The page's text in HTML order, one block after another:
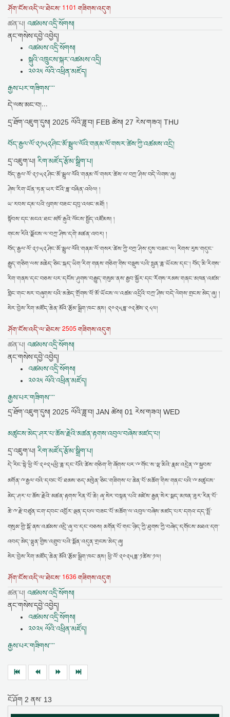
ཤོག་ངོས་འདི་ལ་ཐེངས་ 1101 གཟིགས་འདུག
ཚན་པ། འཚམས་འདྲི་སོགས།
ནང་གསེས་དབྱེ་འབྱེད།
འཚམས་འདྲི་སོགས།
སྐུའི་འཁྲུངས་སྐར་འཚམས་འདྲི།
༢༠༢༥ ལོའི་འཕྲིན་མཛོད།
རྒྱས་པར་གཟིགས་་་་
དེ་ལས་མང་བ།...
དྲ་ཐོག་འཇུག་དུས། 2025 ལོའི་ཟླ་བ། FEB ཚེས། 27 རེས་གཟའ། THU
བོད་རྒྱལ་ལོ་༢༡༥༢ཤིང་མོ་སྦྲུལ་ལོའི་གནམ་ལོ་གསར་ཚེས་ཀྱི་འཚམས་འདྲི།
དྲ་འཇུག་པ། རིག་མཛོད་རྩོམ་སྒྲིག་པ།
བོད་རྒྱལ་ལོ་༢༡༥༢ཤིང་མོ་སྦྲུལ་ལོའི་གནམ་ལོ་གསར་ཚེས་ལ་བཀྲ་ཤིས་བདེ་ལེགས་ཞུ།
ཤེས་རིག་ཡོན་ཏན་ཡར་ངོའི་ཟླ་བཞིན་འཕེལ། །
ཡ་རབས་དམ་པའི་ལུགས་བཟང་དབུ་འཕང་མཐོ། །
སྟོབས་དང་མངའ་ཐང་མཁོ་རྒུའི་ལོངས་སྤྱོད་འཛོམས། །
གངས་རིའི་ལྗོངས་ལ་བཀྲ་ཤིས་དགེ་མཚན་འབར། །
བོད་རྒྱལ་ལོ་༢༡༥༢ཤིང་མོ་སྦྲུལ་ལོའི་གནམ་ལོ་གསར་ཚེས་ཀྱི་བཀྲ་ཤིས་དུས་བཟང་ལ། རིགས་རུས་གདུང་
རྒྱུད་གཅིག་ལས་མཆེད་ཅིང་སྐད་ཡིག་རིག་གནས་གཅིག་གིས་བསྡུས་པའི་སྤུན་ཟླ་ཡོངས་དང་། བོད་མི་རིགས་
རིག་གནས་དང་བཅས་པར་དངོས་ཤུགས་བརྒྱུད་གསུམ་ནས་རྒྱབ་སྐྱོར་དང་རོགས་རམས་གནང་མཁན་འཛམ་
གླིང་གང་སར་བཞུགས་པའི་མཆེད་གྲོགས་ཕོ་མོ་ཡོངས་ལ་འཚམ་འདྲིའི་བཀྲ་ཤིས་བདེ་ལེགས་གྲངས་མེད་ཞུ། །
སེར་བྱེས་རིག་མཛོད་ཆེན་མོའི་རྩོམ་སྒྲིག་ཁང་ནས། ༢༠༢༥ཟླ་༠༢ཚེས་༢༨ལ།
ཤོག་ངོས་འདི་ལ་ཐེངས་2505 གཟིགས་འདུག
ཚན་པ། འཚམས་འདྲི་སོགས།
ནང་གསེས་དབྱེ་འབྱེད།
འཚམས་འདྲི་སོགས།
༢༠༢༥ ལོའི་འཕྲིན་མཛོད།
རྒྱས་པར་གཟིགས་་་་
དྲ་ཐོག་འཇུག་དུས། 2025 ལོའི་ཟླ་བ། JAN ཚེས། 01 རེས་གཟའ། WED
མཚུངས་མེད་ཤར་པ་ཆོས་རྗེའི་མཚན་རྟགས་འབུལ་བཞེས་མཛད་པ།
དྲ་འཇུག་པ། རིག་མཛོད་རྩོམ་སྒྲིག་པ།
དེ་རིང་སྟེ་ཕྱི་ལོ་༢༠༢༥ཕྱི་ཟླ་དང་པོའི་ཚེས་གཅིག་གི་ཞོགས་པར་ྋགོང་ས་ལྷ་མིའི་རྣམ་འདྲེན་ྋསྐྱབས་
མགོན་ྋརྒྱལ་བའི་དབང་པོ་ཐམས་ཅད་མཁྱེན་ཅིང་གཟིགས་པ་ཆེན་པོ་མཆོག་གིས་གནང་པའི་ྋམཚུངས་
མེད་ཤར་པ་ཆོས་རྗེའི་མཚན་རྟགས་རིན་པོ་ཆེ། ཞྭ་སེར་བསྟན་པའི་མཛེས་རྒྱན་སེར་སྨད་མཁན་ཟུར་རིན་པོ་
ཆེ་ྋརྗེ་བཙུན་ངག་དབང་འབྱོར་ལྡན་དཔལ་བཟང་པོ་མཆོག་ལ་འབུལ་བཞེས་མཛད་པར་དགའ་དད་སྤྲོ་
གསུམ་གྱི་སྒོ་ནས་འཚམས་འདྲི་ཞུ་བ་དང་བཅས། མགོན་པོ་གང་ཉིད་ཀྱི་ཐུགས་ཀྱི་བཞེད་དགོངས་མཐའ་དག་
འབད་མེད་ལྷུན་གྱིས་འགྲུབ་པའི་སྨོན་འདུན་གྲངས་མེད་ཞུ།
སེར་བྱེས་རིག་མཛོད་ཆེན་མོའི་རྩོམ་སྒྲིག་ཁང་ནས། ཕྱི་ལོ་༢༠༢༥ཟླ་༡ཚེས་༡ལ།
ཤོག་ངོས་འདི་ལ་ཐེངས་ 1636 གཟིགས་འདུག
ཚན་པ། འཚམས་འདྲི་སོགས།
ནང་གསེས་དབྱེ་འབྱེད།
འཚམས་འདྲི་སོགས།
༢༠༢༥ ལོའི་འཕྲིན་མཛོད།
རྒྱས་པར་གཟིགས་་་་
ངོ་ཤོག 2 ནས་ 13